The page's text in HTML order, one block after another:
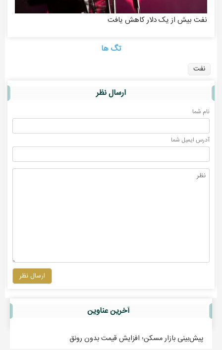
نفت بیش از یک دلار کاهش یافت
تگ ها
نفت
ارسال نظر
نام شما
آدرس ايميل شما
ارسال نظر
آخرين عناوين
پیش‌بینی بازار مسکن؛ افزایش قیمت بدون رونق